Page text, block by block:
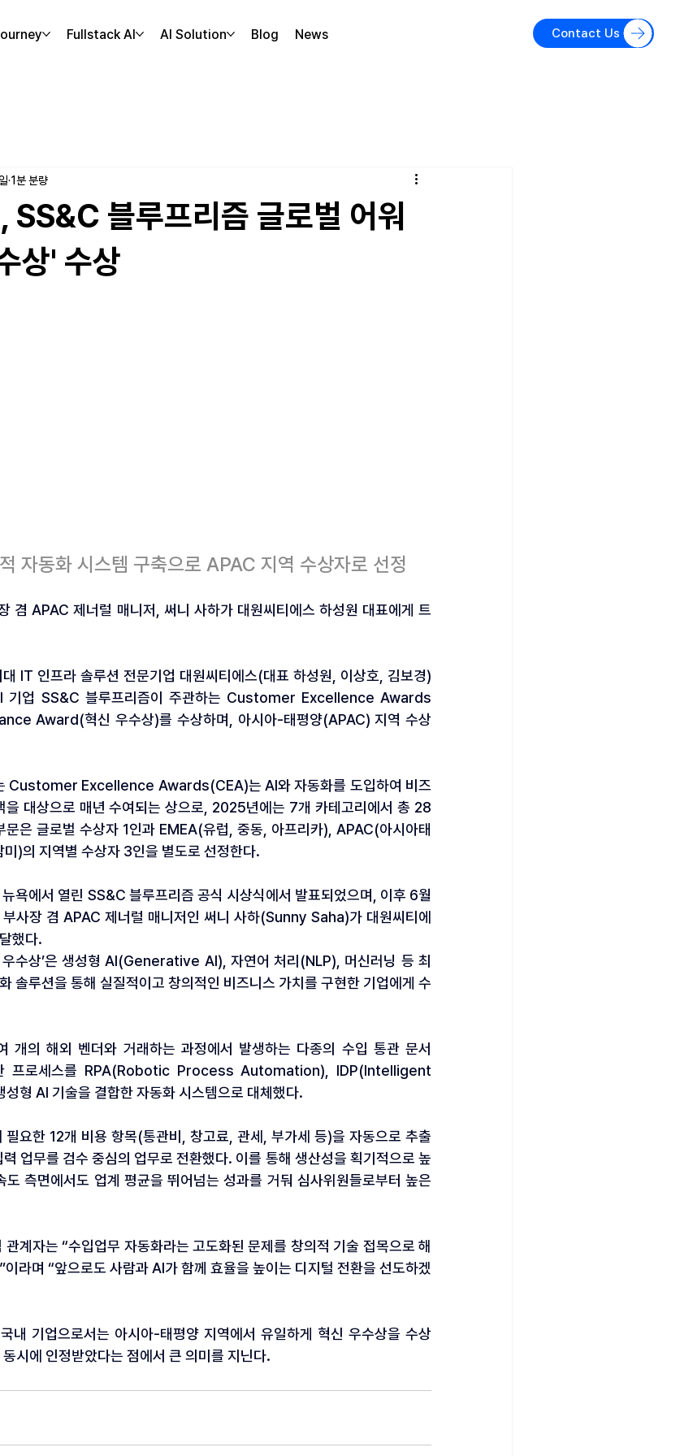
Fullstack AI AI Solution Blog News Contact Us
SS&C 블루프리즘 글로벌 어워
상' 수상
1분 분량
.
자동화 시스템 구축으로 APAC 지역 수상자로 선정
겸 APAC 제너럴 매니저, 써니 사하가 대원씨티에스 하성원 대표에게 트
IT 인프라 솔루션 전문기업 대원씨티에스(대표 하성원, 이상호, 김보경)
기업 SS&C 블루프리즘이 주관하는 Customer Excellence Awards
Award(혁신 우수상)를 수상하며, 아시아-태평양(APAC) 지역 수상
Customer Excellence Awards(CEA)는 AI와 자동화를 도입하여 비즈
을 대상으로 매년 수여되는 상으로, 2025년에는 7개 카테고리에서 총 28
문은 글로벌 수상자 1인과 EMEA(유럽, 중동, 아프리카), APAC(아시아태
)의 지역별 수상자 3인을 별도로 선정한다.
욕에서 열린 SS&C 블루프리즘 공식 시상식에서 발표되었으며, 이후 6월
사장 겸 APAC 제너럴 매니저인 써니 사하(Sunny Saha)가 대원씨티에
했다.
우수상’은 생성형 AI(Generative AI), 자연어 처리(NLP), 머신러닝 등 최
솔루션을 통해 실질적이고 창의적인 비즈니스 가치를 구현한 기업에게 수
개의 해외 벤더와 거래하는 과정에서 발생하는 다종의 수입 통관 문서
프로세스를 RPA(Robotic Process Automation), IDP(Intelligent
AI 기술을 결합한 자동화 시스템으로 대체했다.
필요한 12개 비용 항목(통관비, 창고료, 관세, 부가세 등)을 자동으로 추출
업무를 검수 중심의 업무로 전환했다. 이를 통해 생산성을 획기적으로 높
도 측면에서도 업계 평균을 뛰어넘는 성과를 거둬 심사위원들로부터 높은
계자는 “수입업무 자동화라는 고도화된 문제를 창의적 기술 접목으로 해
라며 “앞으로도 사람과 AI가 함께 효율을 높이는 디지털 전환을 선도하겠
내 기업으로서는 아시아-태평양 지역에서 유일하게 혁신 우수상을 수상
시에 인정받았다는 점에서 큰 의미를 지닌다.